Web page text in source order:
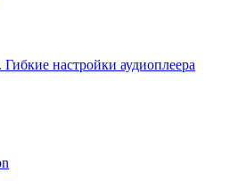
Гибкие настройки аудиоплеера